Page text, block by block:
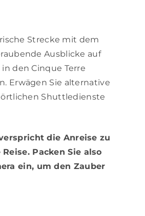
Strecke mit dem
Ausblicke auf
den Cinque Terre
Erwägen Sie alternative
Shuttledienste
die Anreise zu
Packen Sie also
ein, um den Zauber